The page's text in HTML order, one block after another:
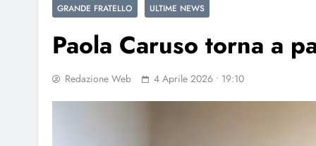
GRANDE FRATELLO ULTIME NEWS
Paola Caruso torna a
Redazione Web 4 Aprile 2026 • 19:10